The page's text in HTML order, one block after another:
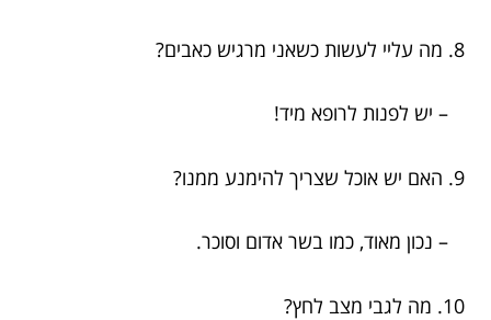
8. מה עליי לעשות כשאני מרגיש כאבים?
– יש לפנות לרופא מיד!
9. האם יש אוכל שצריך להימנע ממנו?
– נכון מאוד, כמו בשר אדום וסוכר.
10. מה לגבי מצב לחץ?